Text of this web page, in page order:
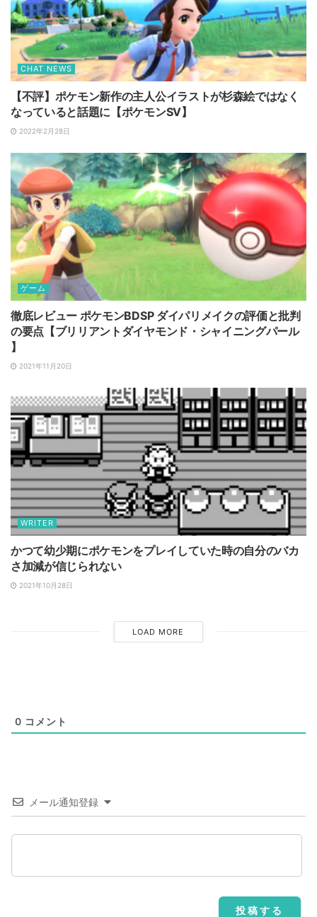
CHAT NEWS
【不評】ポケモン新作の主人公イラストが杉森絵ではなく
なっていると話題に【ポケモンSV】
2022年2月28日
ゲーム
徹底レビュー ポケモンBDSP ダイパリメイクの評価と批判
の要点【ブリリアントダイヤモンド・シャイニングパール
】
2021年11月20日
WRITER
かつて幼少期にポケモンをプレイしていた時の自分のバカ
さ加減が信じられない
2021年10月28日
LOAD MORE
メール通知登録
0 コメント